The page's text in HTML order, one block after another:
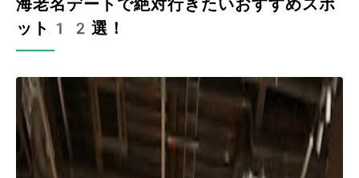
ット12選！